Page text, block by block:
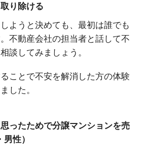
り除ける
ようと決めても、最初は誰でも
不動産会社の担当者と話して不
談してみましょう。
ことで不安を解消した方の体験
した。
ったためで分譲マンションを売
性）